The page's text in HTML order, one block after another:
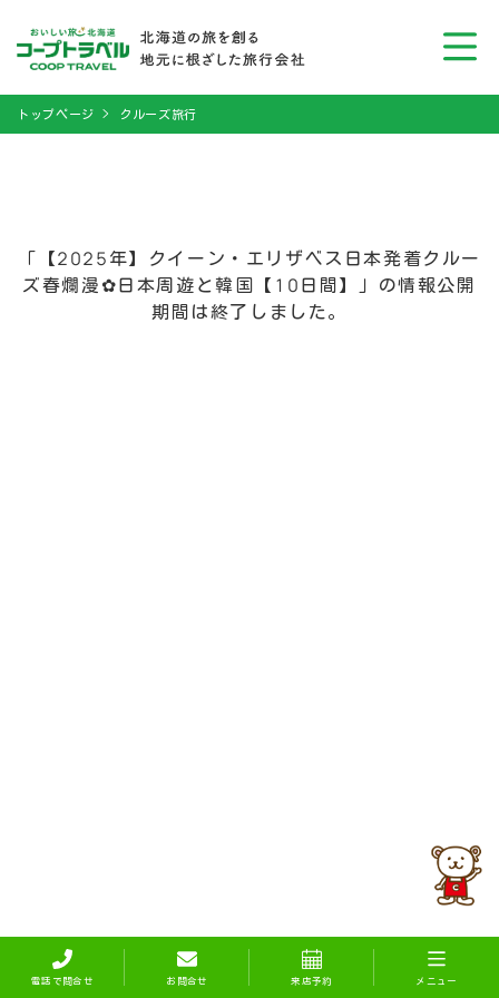
トップページ クルーズ旅行
「【2025年】クイーン・エリザベス日本発着クルー
ズ春爛漫✿日本周遊と韓国【10日間】」の情報公開
期間は終了しました。
電話で問合せ お問合せ 来店予約 メニュー